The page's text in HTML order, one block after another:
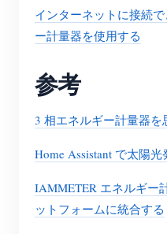
インターネットに接続
ー計量器を使用する
参考
3 相エネルギー計量器を
Home Assistant で太陽
IAMMETER エネルギー
ットフォームに統合する